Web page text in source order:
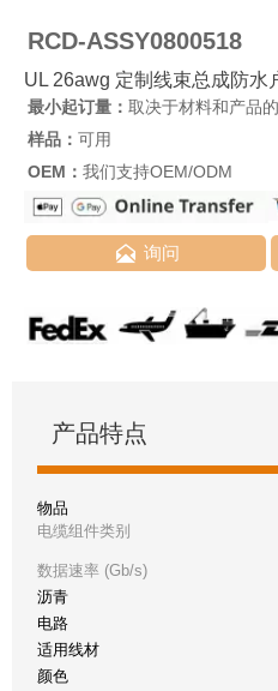
RCD-ASSY0800518
UL 26awg 定制线束总成防水
最小起订量： 取决于材料和产品
样品： 可用
OEM： 我们支持OEM/ODM
 询问
产品特点
物品
电缆组件类别
数据速率 (Gb/s)
沥青
电路
适用线材
颜色